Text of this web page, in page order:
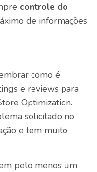
controle do
de informações
como é
e reviews para
Optimization.
solicitado no
e tem muito
pelo menos um